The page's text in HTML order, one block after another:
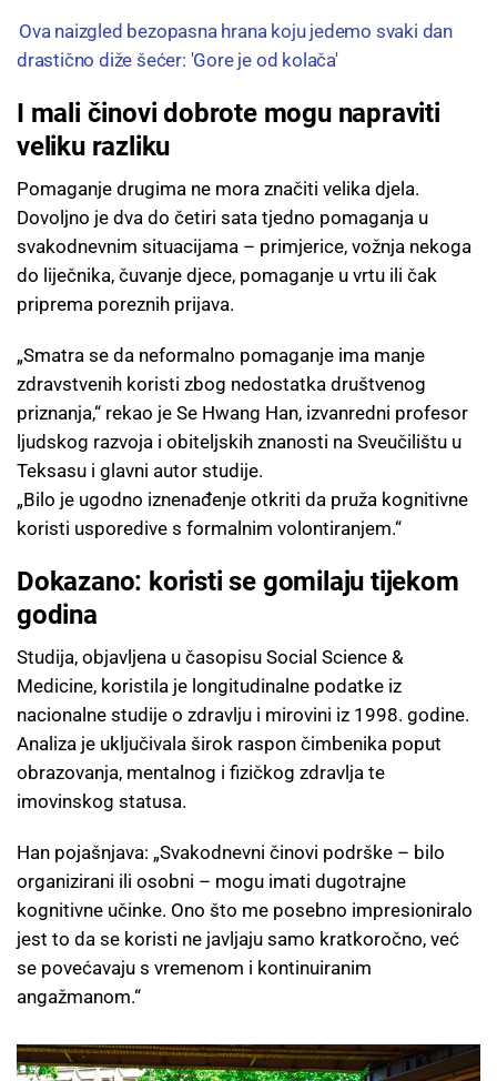
Ova naizgled bezopasna hrana koju jedemo svaki dan
drastično diže šećer: 'Gore je od kolača'
I mali činovi dobrote mogu napraviti
veliku razliku
Pomaganje drugima ne mora značiti velika djela.
Dovoljno je dva do četiri sata tjedno pomaganja u
svakodnevnim situacijama – primjerice, vožnja nekoga
do liječnika, čuvanje djece, pomaganje u vrtu ili čak
priprema poreznih prijava.
„Smatra se da neformalno pomaganje ima manje
zdravstvenih koristi zbog nedostatka društvenog
priznanja,“ rekao je Se Hwang Han, izvanredni profesor
ljudskog razvoja i obiteljskih znanosti na Sveučilištu u
Teksasu i glavni autor studije.
„Bilo je ugodno iznenađenje otkriti da pruža kognitivne
koristi usporedive s formalnim volontiranjem.“
Dokazano: koristi se gomilaju tijekom
godina
Studija, objavljena u časopisu Social Science &
Medicine, koristila je longitudinalne podatke iz
nacionalne studije o zdravlju i mirovini iz 1998. godine.
Analiza je uključivala širok raspon čimbenika poput
obrazovanja, mentalnog i fizičkog zdravlja te
imovinskog statusa.
Han pojašnjava: „Svakodnevni činovi podrške – bilo
organizirani ili osobni – mogu imati dugotrajne
kognitivne učinke. Ono što me posebno impresioniralo
jest to da se koristi ne javljaju samo kratkoročno, već
se povećavaju s vremenom i kontinuiranim
angažmanom.“